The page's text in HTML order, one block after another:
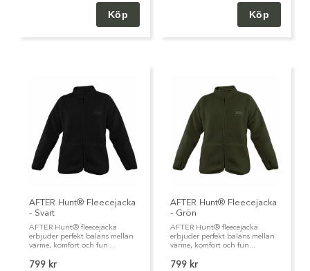
AFTER Hunt® Fleecejacka
- Svart
AFTER Hunt® fleecejacka
erbjuder perfekt balans mellan
värme, komfort och fun...
799 kr
AFTER Hunt® Fleecejacka
- Grön
AFTER Hunt® fleecejacka
erbjuder perfekt balans mellan
värme, komfort och fun...
799 kr